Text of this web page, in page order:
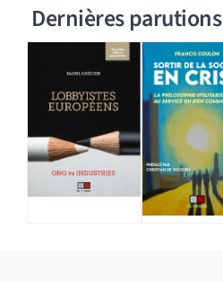
Dernières parutions